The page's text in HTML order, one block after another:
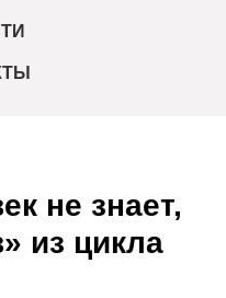
не знает,
из цикла